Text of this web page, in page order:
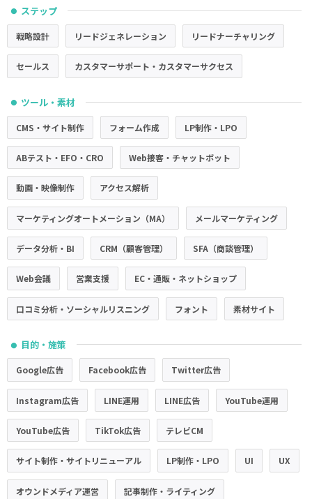
● ステップ
戦略設計 リードジェネレーション リードナーチャリング
セールス カスタマーサポート・カスタマーサクセス
● ツール・素材
CMS・サイト制作 フォーム作成 LP制作・LPO
ABテスト・EFO・CRO Web接客・チャットボット
動画・映像制作 アクセス解析
マーケティングオートメーション（MA） メールマーケティング
データ分析・BI CRM（顧客管理） SFA（商談管理）
Web会議 営業支援 EC・通販・ネットショップ
口コミ分析・ソーシャルリスニング フォント 素材サイト
● 目的・施策
Google広告 Facebook広告 Twitter広告
Instagram広告 LINE運用 LINE広告 YouTube運用
YouTube広告 TikTok広告 テレビCM
サイト制作・サイトリニューアル LP制作・LPO UI UX
オウンドメディア運営 記事制作・ライティング